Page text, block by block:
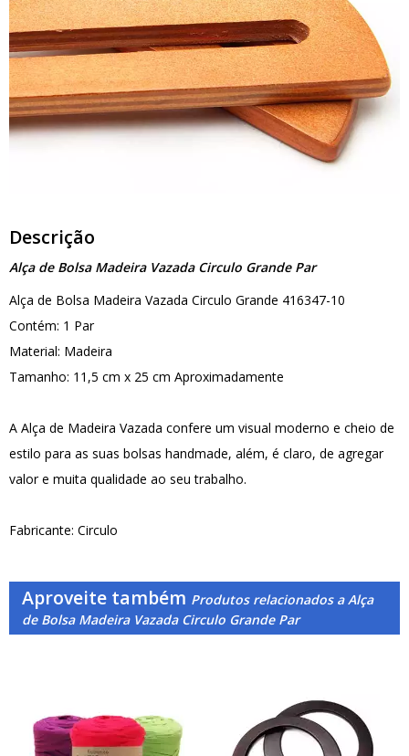
Descrição
Alça de Bolsa Madeira Vazada Circulo Grande Par
Alça de Bolsa Madeira Vazada Circulo Grande 416347-10
Contém: 1 Par
Material: Madeira
Tamanho: 11,5 cm x 25 cm Aproximadamente
A Alça de Madeira Vazada confere um visual moderno e cheio de
estilo para as suas bolsas handmade, além, é claro, de agregar
valor e muita qualidade ao seu trabalho.
Fabricante: Circulo
Aproveite também Produtos relacionados a Alça
de Bolsa Madeira Vazada Circulo Grande Par